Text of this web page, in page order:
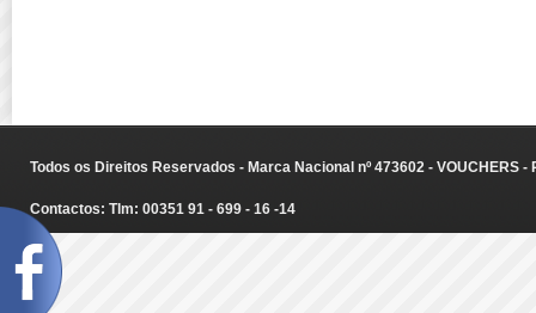
Todos os Direitos Reservados - Marca Nacional nº 473602 - VOUCHERS
Contactos: Tlm: 00351 91 - 699 - 16 -14